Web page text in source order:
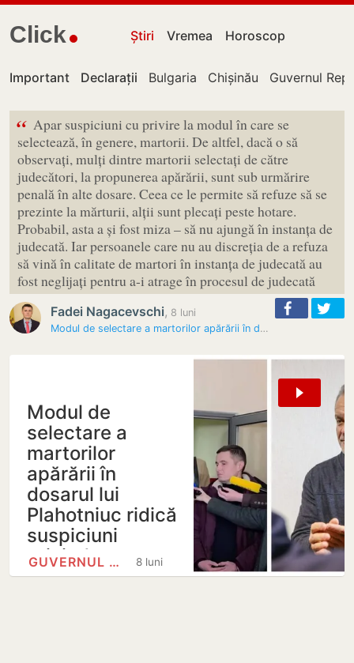
Click Știri Vremea Horoscop
Important Declarații Bulgaria Chișinău Guvernul
“ Apar suspiciuni cu privire la modul în care se
selectează, în genere, martorii. De altfel, dacă o să
observați, mulți dintre martorii selectați de către
judecători, la propunerea apărării, sunt sub urmărire
penală în alte dosare. Ceea ce le permite să refuze să se
prezinte la mărturii, alții sunt plecați peste hotare.
Probabil, asta a și fost miza – să nu ajungă în instanța de
judecată. Iar persoanele care nu au discreția de a refuza
să vină în calitate de martori în instanța de judecată au
fost neglijați pentru a-i atrage în procesul de judecată
Fadei Nagacevschi, 8 luni
Modul de selectare a martorilor apărării în dosarul lui Plahotniuc…
Modul de
selectare a
martorilor
apărării în
dosarul lui
Plahotniuc ridică
suspiciuni
privind…
8 luni
GUVERNUL REPUBLICII MOLDOVA